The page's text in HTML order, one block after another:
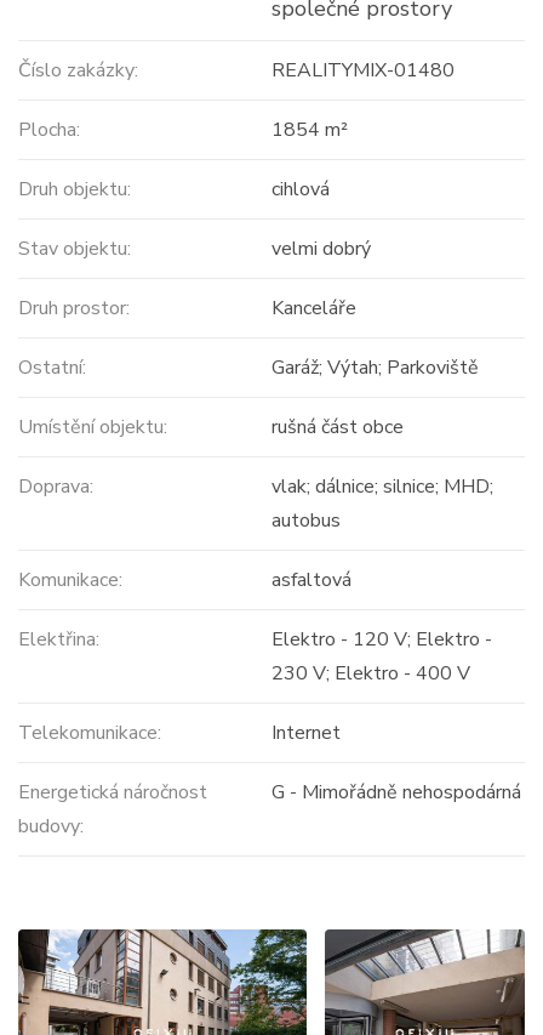
společné prostory
Číslo zakázky: REALITYMIX-01480
Plocha: 1854 m²
Druh objektu: cihlová
Stav objektu: velmi dobrý
Druh prostor: Kanceláře
Ostatní: Garáž; Výtah; Parkoviště
Umístění objektu: rušná část obce
Doprava:
vlak; dálnice; silnice; MHD;
autobus
Komunikace: asfaltová
Elektřina:
Elektro - 120 V; Elektro -
230 V; Elektro - 400 V
Telekomunikace: Internet
Energetická náročnost
budovy:
G - Mimořádně nehospodárná